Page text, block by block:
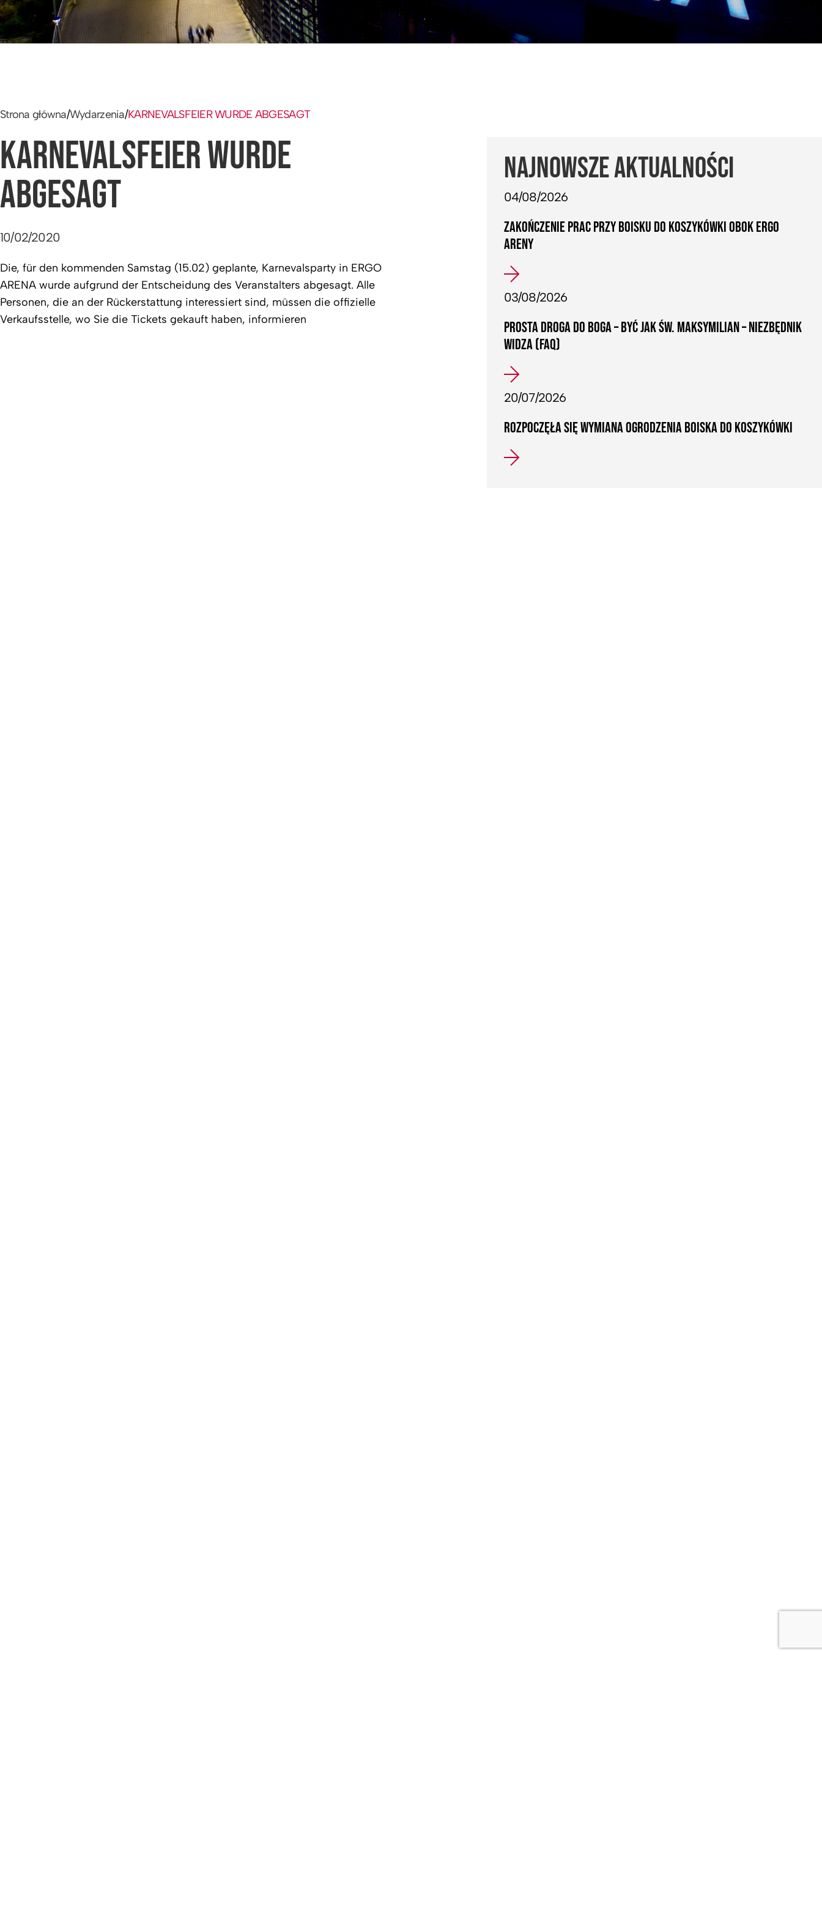
Strona główna/Wydarzenia/KARNEVALSFEIER WURDE ABGESAGT
KARNEVALSFEIER WURDE
ABGESAGT
10/02/2020
Die, für den kommenden Samstag (15.02) geplante, Karnevalsparty in ERGO
ARENA wurde aufgrund der Entscheidung des Veranstalters abgesagt. Alle
Personen, die an der Rückerstattung interessiert sind, müssen die offizielle
Verkaufsstelle, wo Sie die Tickets gekauft haben, informieren
NAJNOWSZE AKTUALNOŚCI
04/08/2026
ZAKOŃCZENIE PRAC PRZY BOISKU DO KOSZYKÓWKI OBOK ERGO
ARENY
03/08/2026
PROSTA DROGA DO BOGA – BYĆ JAK ŚW. MAKSYMILIAN – NIEZBĘDNIK
WIDZA (FAQ)
20/07/2026
ROZPOCZĘŁA SIĘ WYMIANA OGRODZENIA BOISKA DO KOSZYKÓWKI